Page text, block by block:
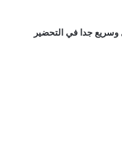
جدا في التحضير